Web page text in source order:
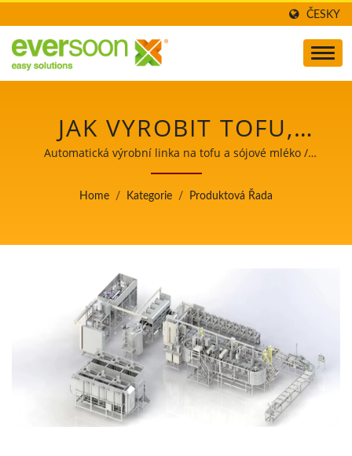
ČESKY
JAK VYROBIT TOFU,
VÝROBA TOFU, VÝROBA
TOFU, PROCES VÝROBY
PROCES VÝROBY TOFU,
PROCES TOFU, METODA
ZPRACOVÁNÍ TOFU,
PROCES ZPRACOVÁNÍ
TOFU, VÝROBA TOFU,
DIAGRAM TOKU
Automatická výrobní linka na tofu a sójové mléko /
Vedoucí automatických strojů na výrobu tofu a sójového
mléka s nejvyšší prioritou na bezpečnost potravin.
Home / Kategorie / Produktová Řada